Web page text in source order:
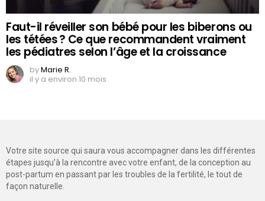
Faut-il réveiller son bébé pour les biberons ou
les tétées ? Ce que recommandent vraiment
les pédiatres selon l’âge et la croissance
byMarie R.
il y a environ 10 mois
Votre site source qui saura vous accompagner dans les différentes
étapes jusqu’à la rencontre avec votre enfant, de la conception au
post-partum en passant par les troubles de la fertilité, le tout de
façon naturelle.